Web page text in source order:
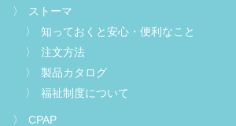
ストーマ
知っておくと安心・便利なこと
注文方法
製品カタログ
福祉制度について
CPAP